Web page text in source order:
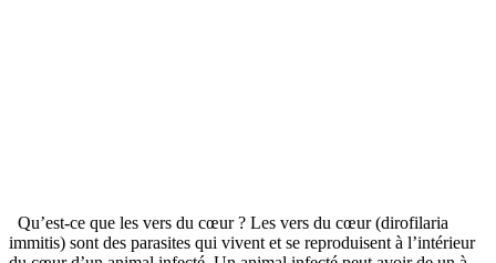
Qu’est-ce que les vers du cœur ? Les vers du cœur (dirofilaria
immitis) sont des parasites qui vivent et se reproduisent à l’intérieur